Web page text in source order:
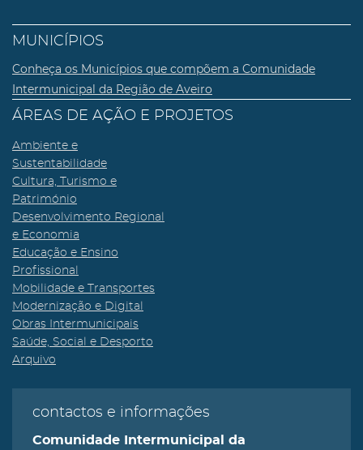
MUNICÍPIOS
Conheça os Municípios que compõem a Comunidade
Intermunicipal da Região de Aveiro
ÁREAS DE AÇÃO E PROJETOS
Ambiente e
Sustentabilidade
Cultura, Turismo e
Património
Desenvolvimento Regional
e Economia
Educação e Ensino
Profissional
Mobilidade e Transportes
Modernização e Digital
Obras Intermunicipais
Saúde, Social e Desporto
Arquivo
contactos e informações
Comunidade Intermunicipal da